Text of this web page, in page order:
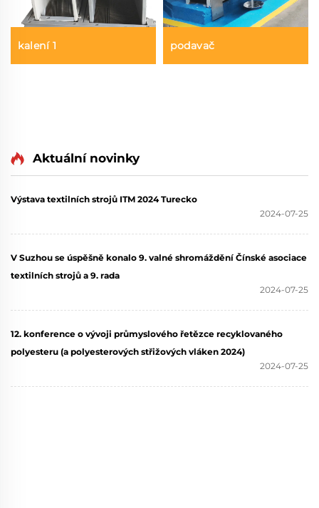
kalení 1 podavač
Aktuální novinky
Výstava textilních strojů ITM 2024 Turecko
2024-07-25
V Suzhou se úspěšně konalo 9. valné shromáždění Čínské asociace
textilních strojů a 9. rada
2024-07-25
12. konference o vývoji průmyslového řetězce recyklovaného
polyesteru (a polyesterových střižových vláken 2024)
2024-07-25